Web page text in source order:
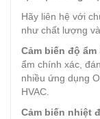
Hãy liên hệ với
như chất lượng
Cảm biến độ ẩm
ẩm chính xác,
nhiều ứng dụng
HVAC.
Cảm biến nhiệt